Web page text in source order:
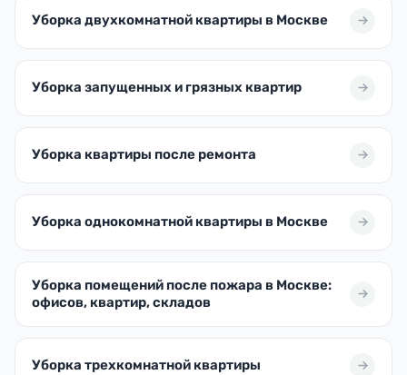
Уборка двухкомнатной квартиры в Москве
Уборка запущенных и грязных квартир
Уборка квартиры после ремонта
Уборка однокомнатной квартиры в Москве
Уборка помещений после пожара в Москве:
офисов, квартир, складов
Уборка трехкомнатной квартиры